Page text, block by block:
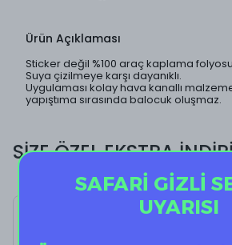
Ürün Açıklaması
Sticker değil %100 araç kaplama
Suya çizilmeye karşı dayanıklı.
Uygulaması kolay hava kanallı
yapıştıma sırasında balocuk oluşmaz.
SİZE ÖZEL EKSTRA
SAFARİ GİZLİ
UYARISI